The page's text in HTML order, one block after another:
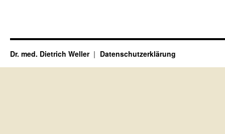
Dr. med. Dietrich Weller Datenschutzerklärung